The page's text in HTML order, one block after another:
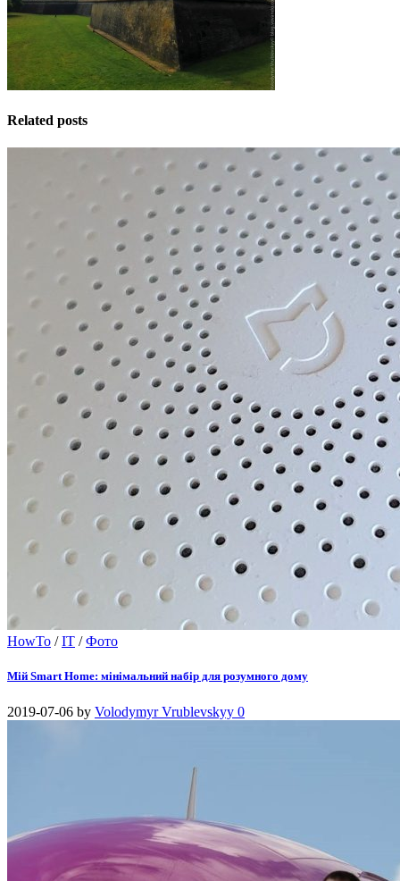
Related posts
HowTo /IT /Фото
Мій Smart Home: мінімальний набір для розумного дому
2019-07-06 by Volodymyr Vrublevskyy 0